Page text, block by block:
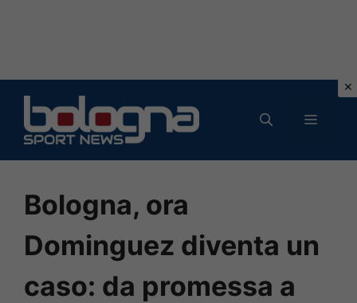
contenuto
MENU
Bologna, ora
Dominguez diventa un
caso: da promessa a